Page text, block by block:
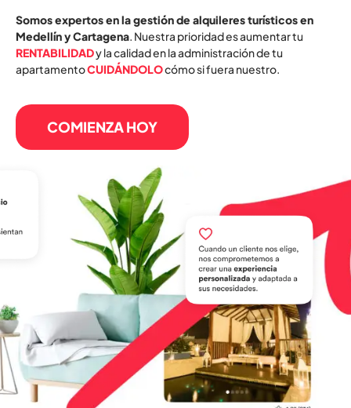
Somos expertos en la gestión de alquileres turísticos en
Medellín y Cartagena. Nuestra prioridad es aumentar tu
RENTABILIDADy la calidad en la administración de tu
apartamentoCUIDÁNDOLOcómo si fuera nuestro.
COMIENZA HOY